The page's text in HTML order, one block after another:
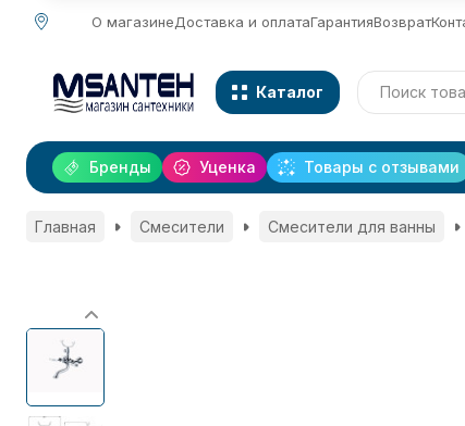
О магазинеДоставка и оплатаГарантияВозврат
Каталог
Уценка Товары с отзывами
Бренды
Главная Смесители Смесители для ванны